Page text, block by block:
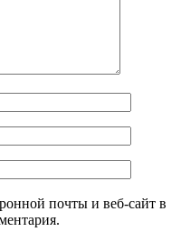
почты и веб-сайт в